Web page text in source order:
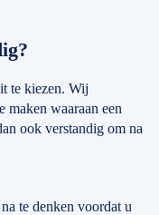
te kiezen. Wij
maken waaraan een
ook verstandig om na
te denken voordat u